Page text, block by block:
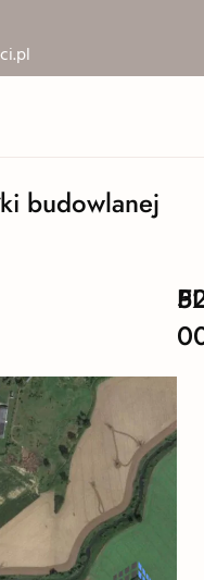
budowlanej